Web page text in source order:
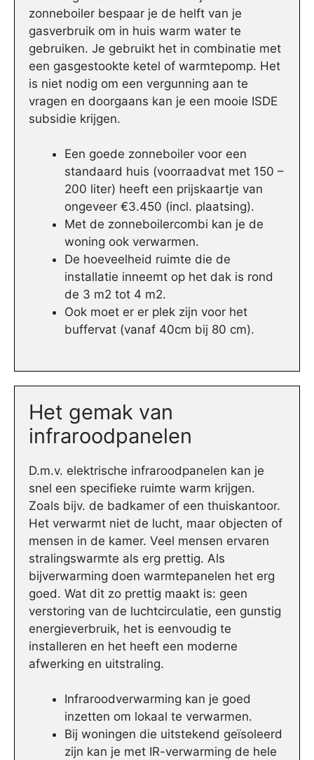
zonneboiler bespaar je de helft van je
gasverbruik om in huis warm water te
gebruiken. Je gebruikt het in combinatie met
een gasgestookte ketel of warmtepomp. Het
is niet nodig om een vergunning aan te
vragen en doorgaans kan je een mooie ISDE
subsidie krijgen.
Een goede zonneboiler voor een
standaard huis (voorraadvat met 150 –
200 liter) heeft een prijskaartje van
ongeveer €3.450 (incl. plaatsing).
Met de zonneboilercombi kan je de
woning ook verwarmen.
De hoeveelheid ruimte die de
installatie inneemt op het dak is rond
de 3 m2 tot 4 m2.
Ook moet er er plek zijn voor het
buffervat (vanaf 40cm bij 80 cm).
Het gemak van
infraroodpanelen
D.m.v. elektrische infraroodpanelen kan je
snel een specifieke ruimte warm krijgen.
Zoals bijv. de badkamer of een thuiskantoor.
Het verwarmt niet de lucht, maar objecten of
mensen in de kamer. Veel mensen ervaren
stralingswarmte als erg prettig. Als
bijverwarming doen warmtepanelen het erg
goed. Wat dit zo prettig maakt is: geen
verstoring van de luchtcirculatie, een gunstig
energieverbruik, het is eenvoudig te
installeren en het heeft een moderne
afwerking en uitstraling.
Infraroodverwarming kan je goed
inzetten om lokaal te verwarmen.
Bij woningen die uitstekend geïsoleerd
zijn kan je met IR-verwarming de hele